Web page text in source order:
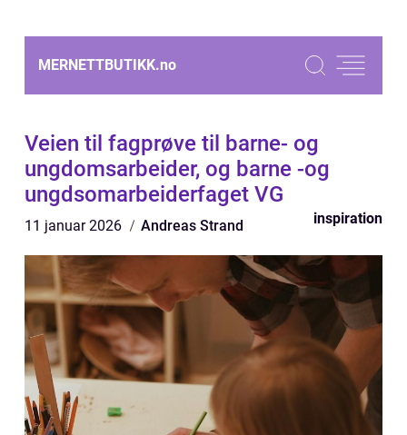
MERNETTBUTIKK.no
Veien til fagprøve til barne- og
ungdomsarbeider, og barne -og
ungdsomarbeiderfaget VG
11 januar 2026 Andreas Strand inspiration